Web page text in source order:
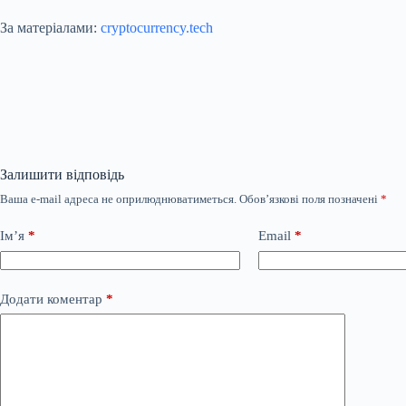
За матеріалами: cryptocurrency.tech
Залишити відповідь
Ваша e-mail адреса не оприлюднюватиметься. Обов’язкові поля позначені *
Ім’я * Email *
Додати коментар *